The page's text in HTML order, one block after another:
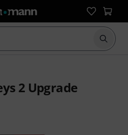
Iniciar
2 Upgrade
de 6 avaliações de clientes